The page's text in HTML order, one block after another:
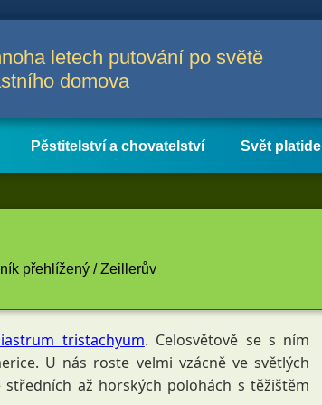
letech putování po světě
domova
Pěstitelství a chovatelství Svět platidel
přehlížený / Zeillerův
tristachyum. Celosvětově se s ním
U nás roste velmi vzácně ve světlých
až horských polohách s těžištěm